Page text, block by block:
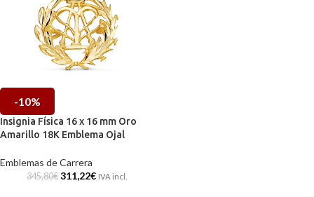
-10%
Insignia Física 16 x 16 mm Oro
Amarillo 18K Emblema Ojal
Emblemas de Carrera
345,80€ 311,22€ IVA incl.